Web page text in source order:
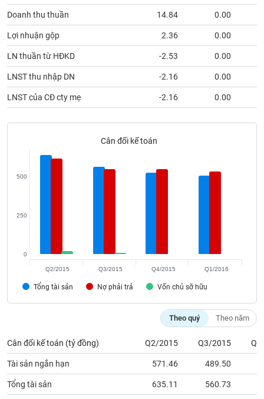
Doanh thu thuần 14.84 0.00
Lợi nhuận gộp 2.36 0.00
LN thuần từ HĐKD -2.53 0.00
LNST thu nhập DN -2.16 0.00
LNST của CĐ cty mẹ -2.16 0.00
Cân đối kế toán
Tổng tài sản Nợ phải trả Vốn chủ sỡ hữu
0
250
500
Q2/2015 Q3/2015 Q4/2015 Q1/2016
Theo quý Theo năm
Cân đối kế toán (tỷ đồng) Q2/2015 Q3/2015
Tài sản ngắn hạn 571.46 489.50
Tổng tài sản 635.11 560.73
Lãnh
đạo
(-)
Tin
tức
(-)
giả
tích
ngữ
Dịch
vụ
(-)